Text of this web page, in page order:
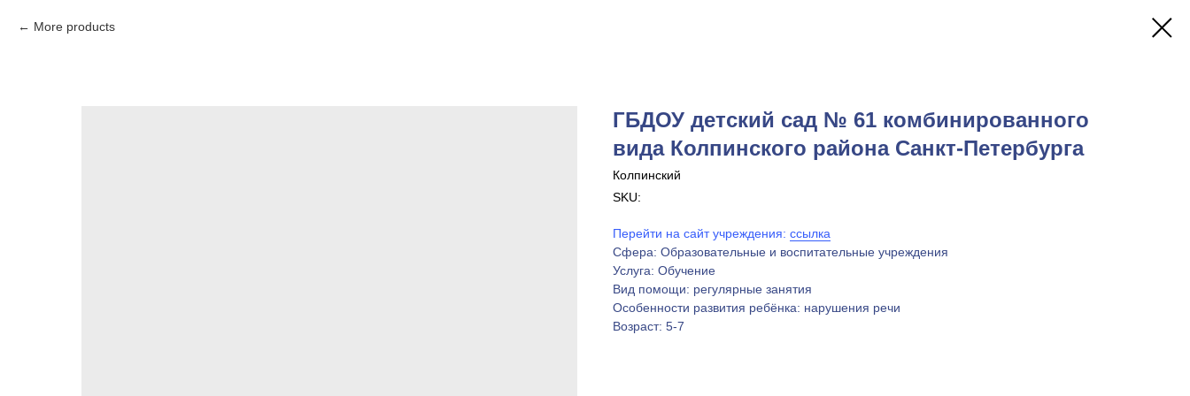
More products
ГБДОУ детский сад № 61 комбинированного
вида Колпинского района Санкт-Петербурга
Колпинский
SKU:
Перейти на сайт учреждения: ссылка
Сфера: Образовательные и воспитательные учреждения
Услуга: Обучение
Вид помощи: регулярные занятия
Особенности развития ребёнка: нарушения речи
Возраст: 5-7